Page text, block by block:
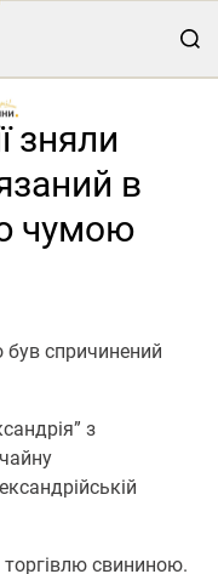
зняли
в
чумою
був спричинений
з
свининою.